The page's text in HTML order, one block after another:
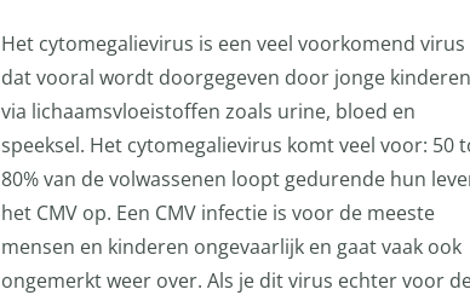
Het cytomegalievirus is een veel voorkomend virus
dat vooral wordt doorgegeven door jonge kinderen
via lichaamsvloeistoffen zoals urine, bloed en
speeksel. Het cytomegalievirus komt veel voor: 50
80% van de volwassenen loopt gedurende hun
het CMV op. Een CMV infectie is voor de meeste
mensen en kinderen ongevaarlijk en gaat vaak ook
ongemerkt weer over. Als je dit virus echter voor